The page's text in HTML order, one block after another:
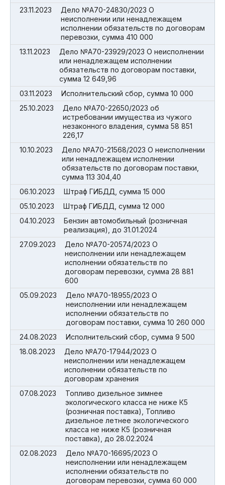
23.11.2023
Дело №А70-24830/2023 О
неисполнении или ненадлежащем
исполнении обязательств по договорам
перевозки, сумма 410 000
13.11.2023
Дело №А70-23929/2023 О неисполнении
или ненадлежащем исполнении
обязательств по договорам поставки,
сумма 12 649,96
03.11.2023
Исполнительский сбор, сумма 10 000
25.10.2023
Дело №А70-22650/2023 об
истребовании имущества из чужого
незаконного владения, сумма 58 851
226,17
10.10.2023
Дело №А70-21568/2023 О неисполнении
или ненадлежащем исполнении
обязательств по договорам поставки,
сумма 113 304,40
06.10.2023
Штраф ГИБДД, сумма 15 000
05.10.2023
Штраф ГИБДД, сумма 12 000
04.10.2023
Бензин автомобильный (розничная
реализация), до 31.01.2024
27.09.2023
Дело №А70-20574/2023 О
неисполнении или ненадлежащем
исполнении обязательств по
договорам перевозки, сумма 28 881
600
05.09.2023
Дело №А70-18955/2023 О
неисполнении или ненадлежащем
исполнении обязательств по
договорам поставки, сумма 10 260 000
24.08.2023
Исполнительский сбор, сумма 9 500
18.08.2023
Дело №А70-17944/2023 О
неисполнении или ненадлежащем
исполнении обязательств по
договорам хранения
07.08.2023
Топливо дизельное зимнее
экологического класса не ниже К5
(розничная поставка), Топливо
дизельное летнее экологического
класса не ниже К5 (розничная
поставка), до 28.02.2024
02.08.2023
Дело №А70-16695/2023 О
неисполнении или ненадлежащем
исполнении обязательств по
договорам перевозки, сумма 60 000